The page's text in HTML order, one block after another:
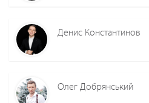
Денис Константинов
Олег Добрянський